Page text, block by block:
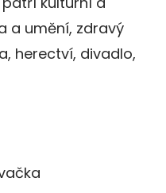
a umění, zdravý
herectví, divadlo,